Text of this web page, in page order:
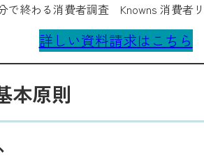
で終わる消費者調査 Knowns 消費者
詳しい資料請求はこちら
本原則